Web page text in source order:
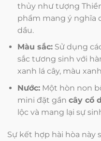
thủy như tượng
phẩm mang ý nghĩa
dầu.
Màu sắc:Sử dụng
sắc tương sinh với
xanh lá cây, màu
Nước:Một hòn non
mini đặt gần cây cổ
lộc và mang lại sự
Sự kết hợp hài hòa này